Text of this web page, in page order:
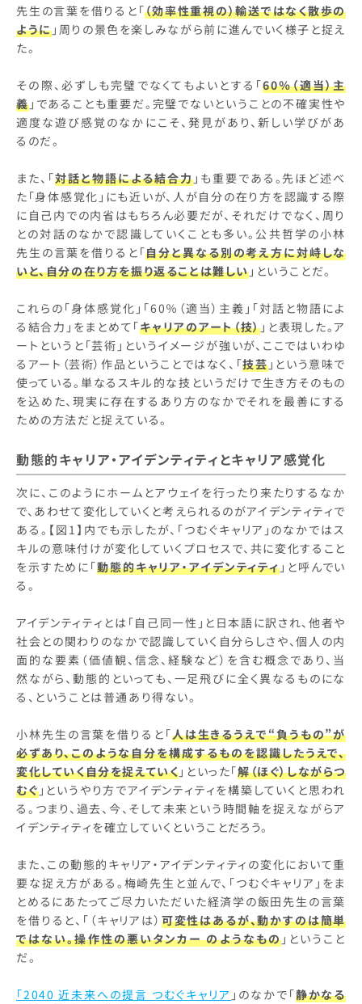
先生の言葉を借りると「（効率性重視の）輸送ではなく散歩の
ように」周りの景色を楽しみながら前に進んでいく様子と捉え
た。
その際、必ずしも完璧でなくてもよいとする「60％（適当）主
義」であることも重要だ。完璧でないということの不確実性や
適度な遊び感覚のなかにこそ、発見があり、新しい学びがあ
るのだ。
また、「対話と物語による結合力」も重要である。先ほど述べ
た「身体感覚化」にも近いが、人が自分の在り方を認識する際
に自己内での内省はもちろん必要だが、それだけでなく、周り
との対話のなかで認識していくことも多い。公共哲学の小林
先生の言葉を借りると「自分と異なる別の考え方に対峙しな
いと、自分の在り方を振り返ることは難しい」ということだ。
これらの「身体感覚化」「60％（適当）主義」「対話と物語によ
る結合力」をまとめて「キャリアのアート（技）」と表現した。ア
ートというと「芸術」というイメージが強いが、ここではいわゆ
るアート（芸術）作品ということではなく、「技芸」という意味で
使っている。単なるスキル的な技というだけで生き方そのもの
を込めた、現実に存在するあり方のなかでそれを最善にする
ための方法だと捉えている。
動態的キャリア・アイデンティティとキャリア感覚化
次に、このようにホームとアウェイを行ったり来たりするなか
で、あわせて変化していくと考えられるのがアイデンティティで
ある。【図1】内でも示したが、「つむぐキャリア」のなかではス
キルの意味付けが変化していくプロセスで、共に変化すること
を示すために「動態的キャリア・アイデンティティ」と呼んでい
る。
アイデンティティとは「自己同一性」と日本語に訳され、他者や
社会との関わりのなかで認識していく自分らしさや、個人の内
面的な要素（価値観、信念、経験など）を含む概念であり、当
然ながら、動態的といっても、一足飛びに全く異なるものにな
る、ということは普通あり得ない。
小林先生の言葉を借りると「人は生きるうえで“負うもの”が
必ずあり、このような自分を構成するものを認識したうえで、
変化していく自分を捉えていく」といった「解（ほぐ）しながらつ
むぐ」というやり方でアイデンティティを構築していくと思われ
る。つまり、過去、今、そして未来という時間軸を捉えながらア
イデンティティを確立していくということだろう。
また、この動態的キャリア・アイデンティティの変化において重
要な捉え方がある。梅崎先生と並んで、「つむぐキャリア」をま
とめるにあたってご尽力いただいた経済学の飯田先生の言葉
を借りると、「（キャリアは） 可変性はあるが、動かすのは簡単
ではない。操作性の悪いタンカー のようなもの」ということ
だ。
「2040 近未来への提言 つむぐキャリア 」のなかで「静かなる